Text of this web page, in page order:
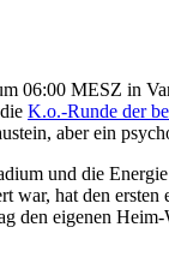
06:00 MESZ in
K.o.-Runde der
aber ein
und die
hat den ersten
den eigenen